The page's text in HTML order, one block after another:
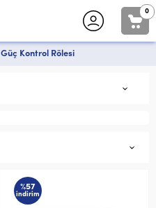
0
Güç Kontrol Rölesi
%57
indirim